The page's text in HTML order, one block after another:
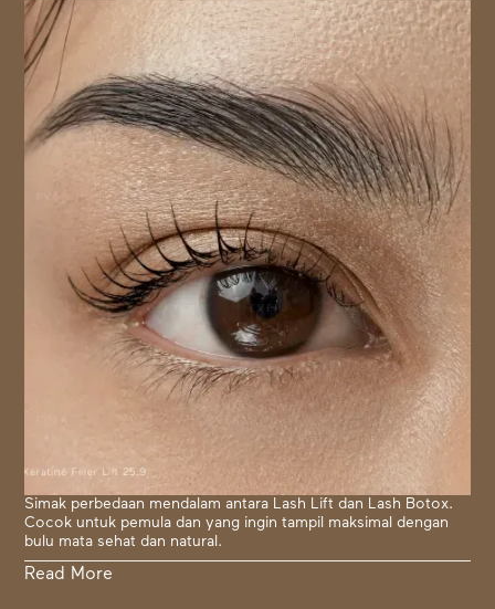
Simak perbedaan mendalam antara Lash Lift dan Lash Botox.
Cocok untuk pemula dan yang ingin tampil maksimal dengan
bulu mata sehat dan natural.
Read More